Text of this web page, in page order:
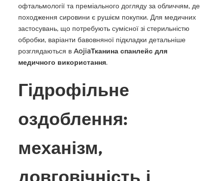
офтальмології та преміального догляду за обличчям, де
походження сировини є рушієм покупки. Для медичних
застосувань, що потребують сумісної зі стерильністю
обробки, варіанти бавовняної підкладки детальніше
розглядаються в AojiaТканина спанлейс для
медичного використання.
Гідрофільне
оздоблення:
механізм,
довговічність і